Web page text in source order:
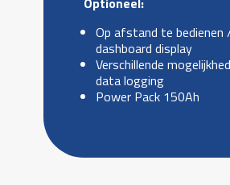
Op afstand te bedienen
dashboard display
Verschillende
data logging
Power Pack 150Ah